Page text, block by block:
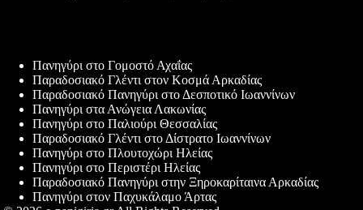
Πανηγύρι στο Γομοστό Αχαΐας
Παραδοσιακό Γλέντι στον Κοσμά Αρκαδίας
Παραδοσιακό Πανηγύρι στο Δεσποτικό Ιωαννίνων
Πανηγύρι στα Ανώγεια Λακωνίας
Πανηγύρι στο Παλιούρι Θεσσαλίας
Παραδοσιακό Γλέντι στο Δίστρατο Ιωαννίνων
Πανηγύρι στο Πλουτοχώρι Ηλείας
Πανηγύρι στο Περιστέρι Ηλείας
Παραδοσιακό Πανηγύρι στην Ξηροκαρίταινα Αρκαδίας
Πανηγύρι στον Παχυκάλαμο Άρτας